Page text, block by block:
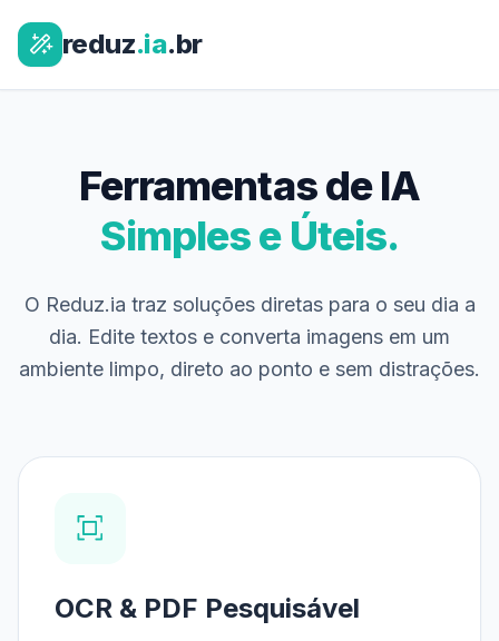
reduz.ia.br
Ferramentas de IA
Simples e Úteis.
O Reduz.ia traz soluções diretas para o seu dia a
dia. Edite textos e converta imagens em um
ambiente limpo, direto ao ponto e sem distrações.
OCR & PDF Pesquisável